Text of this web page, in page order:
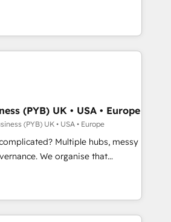
- Cross-hub setup across
and Service Hubs. -
managed support, and
Built to convert, scale, and
RevOps consulting, B2B SEO,
marketing, AEO and GEO (AI
and HubSpot Content Hub and
with enterprise
across technology,
financial services and
in Johannesburg, Cape
CRM
AI visibility coverage
Perplexity, Gemini and
-
Impact Award - Platform
HubSpot Impact Award -
(PYB) UK • USA • Europe
(PYB) UK • USA • Europe
Multiple hubs, messy
organise that
team can put HubSpot to work...
We help with: • CRM
workflows, and team
from Salesforce, Pipedrive,